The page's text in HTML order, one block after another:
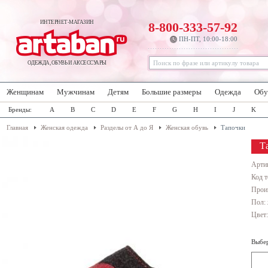
ИНТЕРНЕТ-МАГАЗИН
ОДЕЖДА, ОБУВЬ И АКСЕССУАРЫ
8-800-333-57-92
ПН-ПТ, 10:00-18:00
Женщинам Мужчинам Детям Большие размеры Одежда
Бренды: A B C D E F G H I J K
Главная Женская одежда Разделы от А до Я Женская обувь Тапочки
Код
Пол: